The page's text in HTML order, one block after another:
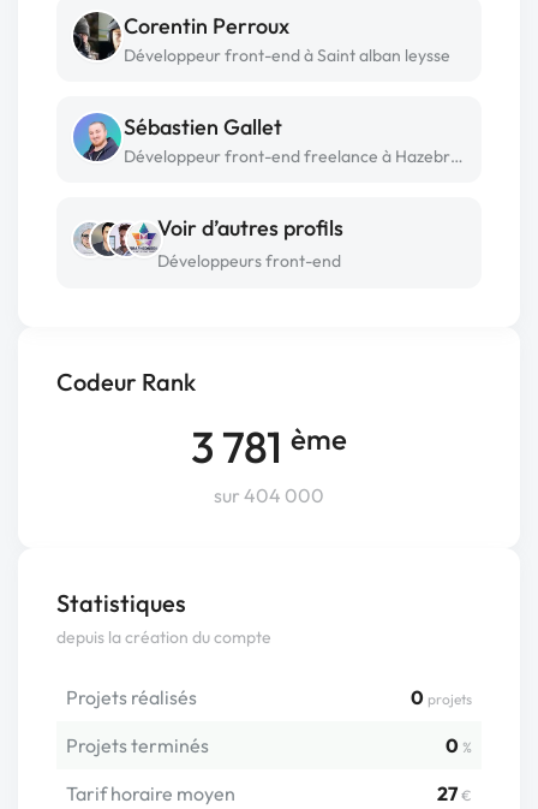
Codeur Rank
3 781 ème
sur 404 000
Statistiques
depuis la création du compte
Projets réalisés 0 projets
Projets terminés 0 %
Tarif horaire moyen 27 €
Corentin Perroux
Développeur front-end à Saint alban leysse
Sébastien Gallet
Développeur front-end freelance à Hazebrouck
Voir d’autres profils
Développeurs front-end